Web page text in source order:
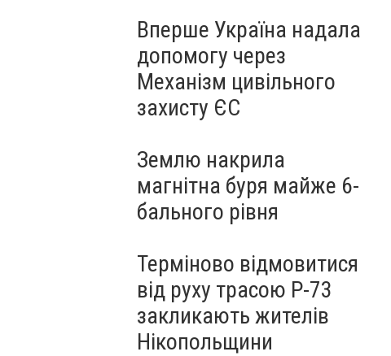
Вперше Україна надала
допомогу через
Механізм цивільного
захисту ЄС
Землю накрила
магнітна буря майже 6-
бального рівня
Терміново відмовитися
від руху трасою Р-73
закликають жителів
Нікопольщини